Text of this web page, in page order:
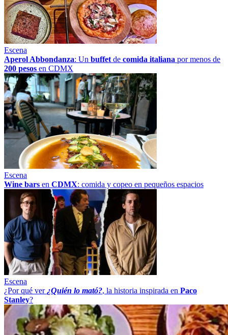
Escena
Aperol Abbondanza: Un buffet de comida italiana por menos de
200 pesos en CDMX
Escena
Wine bars en CDMX: comida y copeo en pequeños espacios
Escena
¿Por qué ver ¿Quién lo mató?, la historia inspirada en Paco
Stanley?